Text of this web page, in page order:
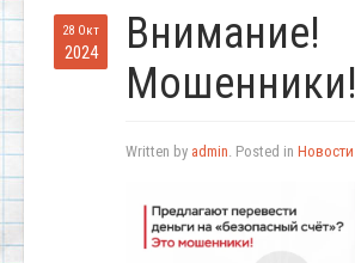
28 Окт
2024
Внимание!
Мошенники!
Written by admin. Posted in Новости